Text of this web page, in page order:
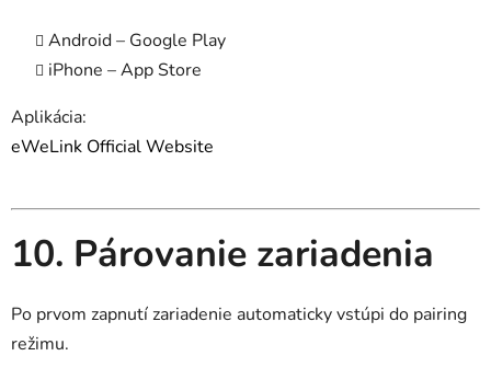
Android – Google Play
iPhone – App Store
Aplikácia:
eWeLink Official Website
10. Párovanie zariadenia
Po prvom zapnutí zariadenie automaticky vstúpi do pairing
režimu.